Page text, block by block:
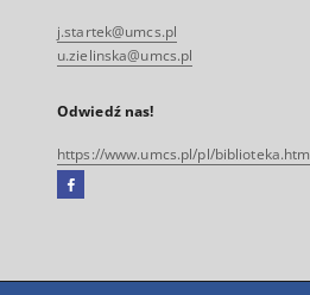
j.startek@umcs.pl
u.zielinska@umcs.pl
Odwiedź nas!
https://www.umcs.pl/pl/biblioteka.htm
Facebook
się